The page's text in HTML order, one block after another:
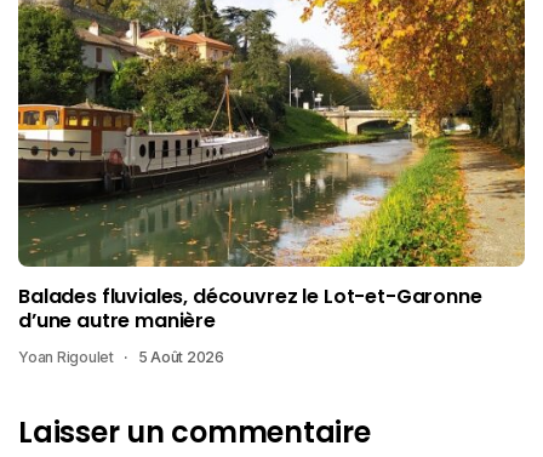
Balades fluviales, découvrez le Lot-et-Garonne
d’une autre manière
Yoan Rigoulet 5 Août 2026
Laisser un commentaire